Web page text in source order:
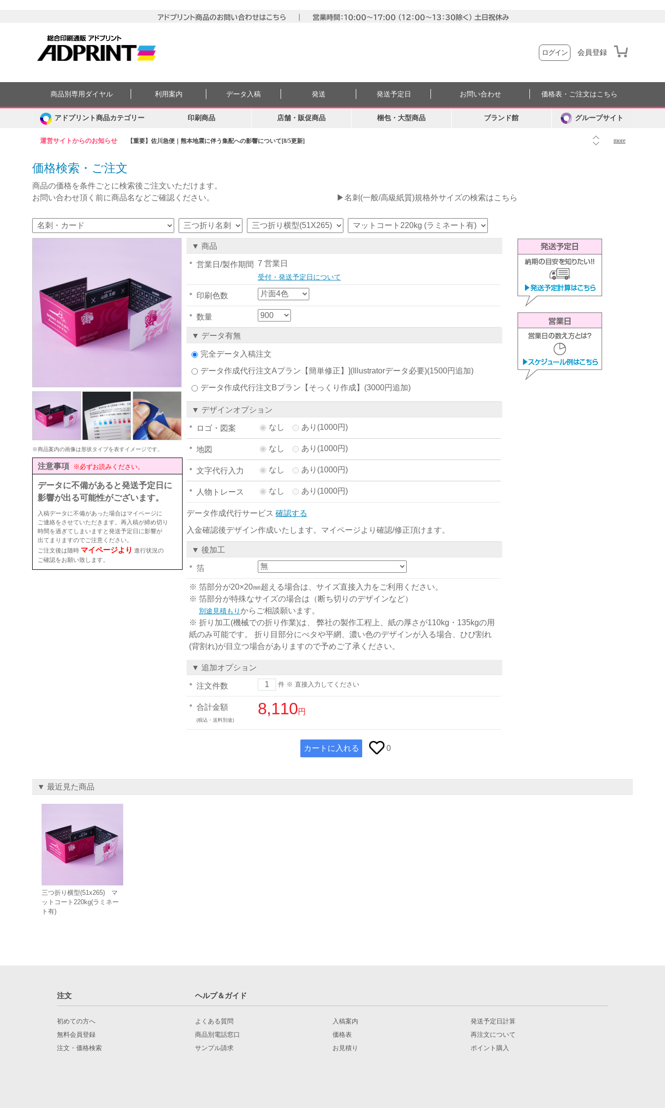
ログイン 会員登録
運営サイトからのお知らせ 【重要】佐川急便｜熊本地震に伴う集配への影響について[8/5更新] more
商品別専用ダイヤル 利用案内 データ入稿 発送 発送予定日 お問い合わせ 価格表・ご注文はこちら
アドプリント商品カテゴリー 印刷商品 店舗・販促商品 梱包・大型商品 ブランド館 グループサイト
価格検索・ご注文
商品の価格を条件ごとに検索後ご注文いただけます。
お問い合わせ頂く前に商品名などご確認ください。
▶名刺(一般/高級紙質)規格外サイズの検索はこちら
※商品案内の画像は形状タイプを表すイメージです。
注意事項 ※必ずお読みください。
データに不備があると発送予定日に
影響が出る可能性がございます。
入稿データに不備があった場合はマイページに
ご連絡をさせていただきます。再入稿が締め切り
時間を過ぎてしまいますと発送予定日に影響が
出てまりますのでご注意ください。
ご注文後は随時 マイページより 進行状況の
ご確認をお願い致します。
▼ 商品
営業日/製作期間 7 営業日
受付・発送予定日について
印刷色数
数量
▼ データ有無
完全データ入稿注文
データ作成代行注文Aプラン【簡単修正】](Illustratorデータ必要)(1500円追加)
データ作成代行注文Bプラン【そっくり作成】 (3000円追加)
▼ デザインオプション
ロゴ・図案 なし あり(1000円)
地図 なし あり(1000円)
文字代行入力 なし あり(1000円)
人物トレース なし あり(1000円)
データ作成代行サービス 確認する
入金確認後デザイン作成いたします。マイページより確認/修正頂けます。
▼ 後加工
箔
※ 箔部分が20×20㎜超える場合は、サイズ直接入力をご利用ください。
※ 箔部分が特殊なサイズの場合は（断ち切りのデザインなど）
別途見積もりからご相談願います。
※ 折り加工(機械での折り作業)は、 弊社の製作工程上、紙の厚さが110kg・135kgの用
紙のみ可能です。 折り目部分にべタや平網、濃い色のデザインが入る場合、ひび割れ
(背割れ)が目立つ場合がありますので予めご了承ください。
▼ 追加オプション
注文件数 件 ※ 直接入力してください
合計金額
(税込・送料別途)
8,110円
カートに入れる 0
▼ 最近見た商品
三つ折り横型(51x265) マ
ットコート220kg(ラミネー
ト有)
注文 ヘルプ＆ガイド
初めての方へ
無料会員登録
注文・価格検索
よくある質問
商品別電話窓口
サンプル請求
入稿案内
価格表
お見積り
発送予定日計算
再注文について
ポイント購入